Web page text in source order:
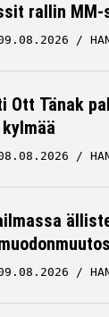
rallin MM-
Ott Tänak